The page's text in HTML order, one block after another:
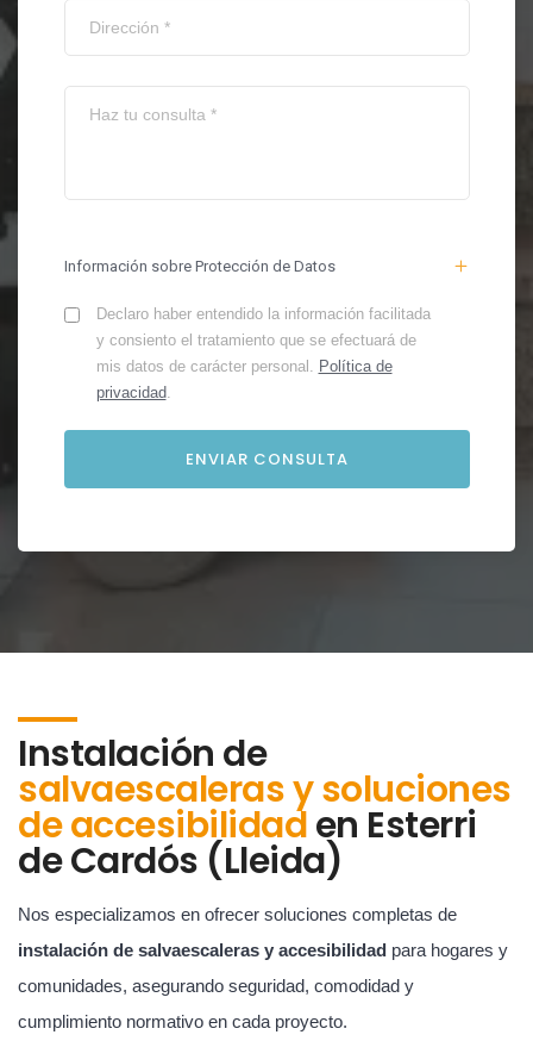
Información sobre Protección de Datos
Declaro haber entendido la información facilitada
y consiento el tratamiento que se efectuará de
mis datos de carácter personal. Política de
privacidad.
Instalación de
salvaescaleras y soluciones
de accesibilidaden Esterri
de Cardós (Lleida)
Nos especializamos en ofrecer soluciones completas de
instalación de salvaescaleras y accesibilidad para hogares y
comunidades, asegurando seguridad, comodidad y
cumplimiento normativo en cada proyecto.